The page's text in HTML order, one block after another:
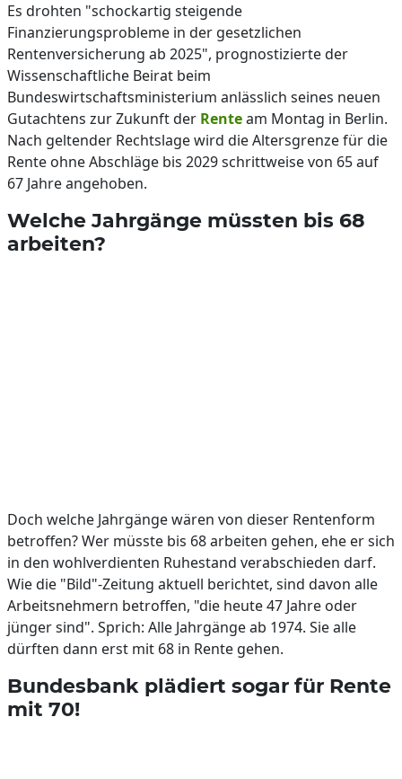
Es drohten "schockartig steigende
Finanzierungsprobleme in der gesetzlichen
Rentenversicherung ab 2025", prognostizierte der
Wissenschaftliche Beirat beim
Bundeswirtschaftsministerium anlässlich seines neuen
Gutachtens zur Zukunft der Renteam Montag in Berlin.
Nach geltender Rechtslage wird die Altersgrenze für die
Rente ohne Abschläge bis 2029 schrittweise von 65 auf
67 Jahre angehoben.
Welche Jahrgänge müssten bis 68
arbeiten?
Doch welche Jahrgänge wären von dieser Rentenform
betroffen? Wer müsste bis 68 arbeiten gehen, ehe er sich
in den wohlverdienten Ruhestand verabschieden darf.
Wie die "Bild"-Zeitung aktuell berichtet, sind davon alle
Arbeitsnehmern betroffen, "die heute 47 Jahre oder
jünger sind". Sprich: Alle Jahrgänge ab 1974. Sie alle
dürften dann erst mit 68 in Rente gehen.
Bundesbank plädiert sogar für Rente
mit 70!